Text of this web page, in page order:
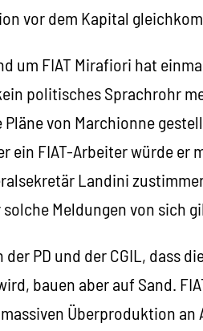
vor dem Kapital
um FIAT Mirafiori hat
politisches Sprachrohr
von Marchionne
ein FIAT-Arbeiter würde er
Landini
Meldungen von sich
PD und der CGIL, dass
bauen aber auf Sand.
Überproduktion